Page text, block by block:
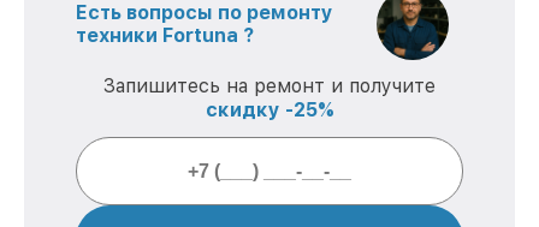
Есть вопросы по ремонту
техники Fortuna ?
Запишитесь на ремонт и получите
скидку -25%